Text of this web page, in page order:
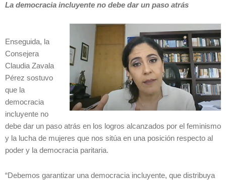
La democracia incluyente no debe dar un paso atrás
Enseguida, la
Consejera
Claudia Zavala
Pérez sostuvo
que la
democracia
incluyente no
debe dar un paso atrás en los logros alcanzados por el feminismo
y la lucha de mujeres que nos sitúa en una posición respecto al
poder y la democracia paritaria.
“Debemos garantizar una democracia incluyente, que distribuya